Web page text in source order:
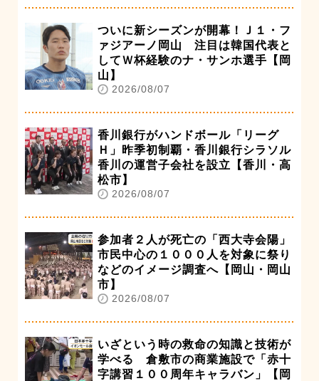
ついに新シーズンが開幕！Ｊ１・フ
ァジアーノ岡山 注目は韓国代表と
してＷ杯経験のナ・サンホ選手【岡
山】
2026/08/07
香川銀行がハンドボール「リーグ
Ｈ」昨季初制覇・香川銀行シラソル
香川の運営子会社を設立【香川・高
松市】
2026/08/07
参加者２人が死亡の「西大寺会陽」
市民中心の１０００人を対象に祭り
などのイメージ調査へ【岡山・岡山
市】
2026/08/07
いざという時の救命の知識と技術が
学べる 倉敷市の商業施設で「赤十
字講習１００周年キャラバン」【岡